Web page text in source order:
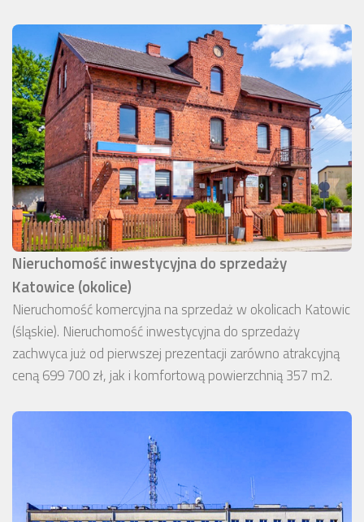
Nieruchomość inwestycyjna do sprzedaży
Katowice (okolice)
Nieruchomość komercyjna na sprzedaż w okolicach Katowic
(śląskie). Nieruchomość inwestycyjna do sprzedaży
zachwyca już od pierwszej prezentacji zarówno atrakcyjną
ceną 699 700 zł, jak i komfortową powierzchnią 357 m2.